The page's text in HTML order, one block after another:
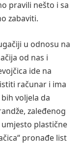
pravili nešto i sa
zabaviti.
u odnosu na
od nas i
ide na
računar i ima
voljela da
zaleđenog
plastične
pronađe list